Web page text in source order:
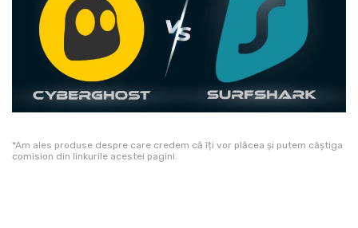
*Am ales produse despre care credem că îți vor plăcea și putem câștiga
comision din linkurile acestei pagini.